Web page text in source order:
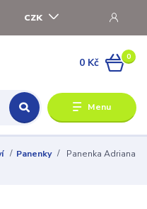
Menu
CZK
0
0 Kč
Panenky
Panenka Adriana